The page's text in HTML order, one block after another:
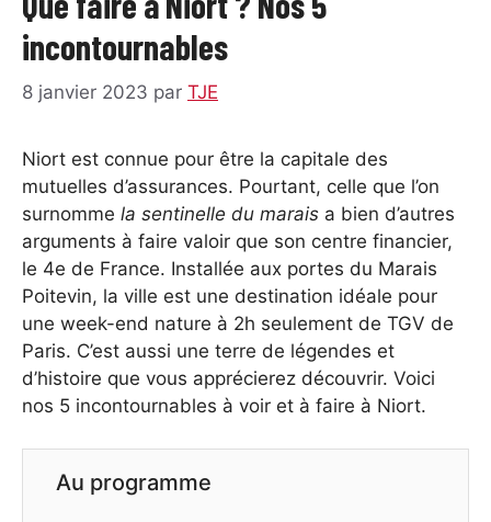
incontournables
8 janvier 2023 par TJE
Niort est connue pour être la capitale des
mutuelles d’assurances. Pourtant, celle que l’on
surnomme la sentinelle du marais a bien d’autres
arguments à faire valoir que son centre financier,
le 4e de France. Installée aux portes du Marais
Poitevin, la ville est une destination idéale pour
une week-end nature à 2h seulement de TGV de
Paris. C’est aussi une terre de légendes et
d’histoire que vous apprécierez découvrir. Voici
nos 5 incontournables à voir et à faire à Niort.
Au programme